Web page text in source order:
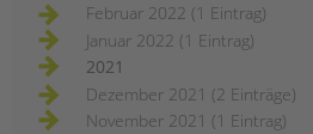
Februar 2022 (1 Eintrag)
Januar 2022 (1 Eintrag)
2021
Dezember 2021 (2 Einträge)
November 2021 (1 Eintrag)